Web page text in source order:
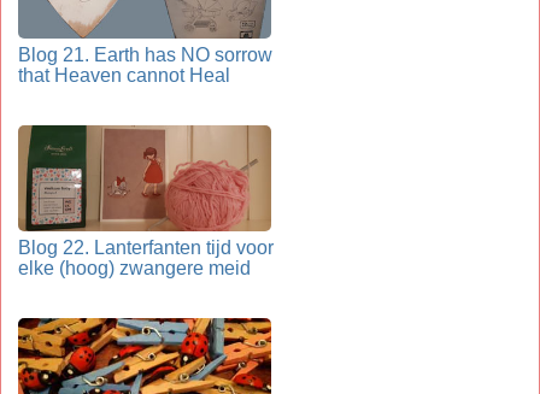
Blog 21. Earth has NO sorrow
that Heaven cannot Heal
Blog 22. Lanterfanten tijd voor
elke (hoog) zwangere meid